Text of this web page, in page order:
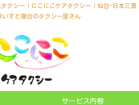
クシー｜にこにこケアタクシー｜仙台-日本三景
いすと寝台のタクシー屋さん
サービス内容